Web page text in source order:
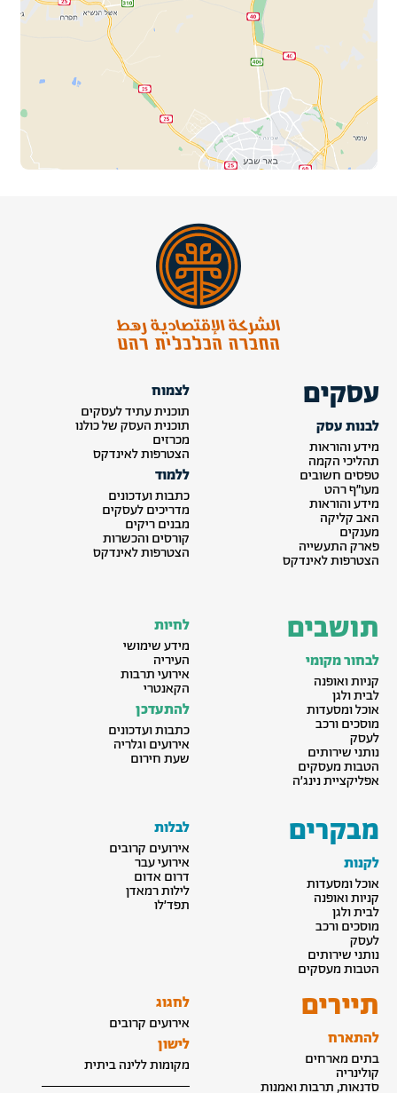
עסקים
לבנות עסק
מידע והוראות
תהליכי הקמה
טפסים חשובים
מעו״ף רהט
מידע והוראות
האב קליקה
מענקים
פארק התעשייה
הצטרפות לאינדקס
לצמוח
תוכנית עתיד לעסקים
תוכנית העסק של כולנו
מכרזים
הצטרפות לאינדקס
ללמוד
כתבות ועדכונים
מדריכים לעסקים
מבנים ריקים
קורסים והכשרות
הצטרפות לאינדקס
תושבים
לבחור מקומי
קניות ואופנה
לבית ולגן
אוכל ומסעדות
מוסכים ורכב
לעסק
נותני שירותים
הטבות מעסקים
אפליקציית נינג׳ה
לחיות
מידע שימושי
העיריה
אירועי תרבות
הקאנטרי
להתעדכן
כתבות ועדכונים
אירועים וגלריה
שעת חירום
מבקרים
לקנות
אוכל ומסעדות
קניות ואופנה
לבית ולגן
מוסכים ורכב
לעסק
נותני שירותים
הטבות מעסקים
לבלות
אירועים קרובים
אירועי עבר
דרום אדום
לילות רמאדן
תפד׳לו
תיירים
להתארח
בתים מארחים
קולינריה
סדנאות, תרבות ואמנות
לחגוג
אירועים קרובים
לישון
מקומות ללינה ביתית